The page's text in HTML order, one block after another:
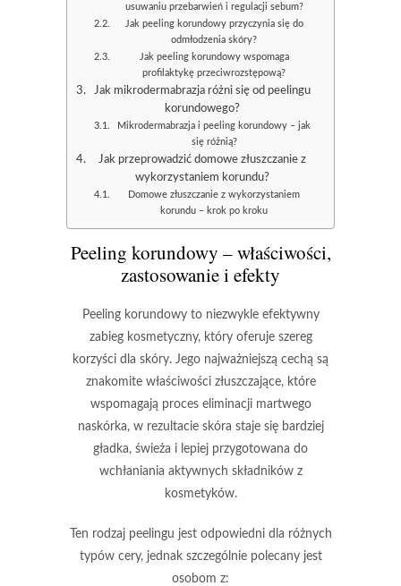
usuwaniu przebarwień i regulacji sebum?
Jak peeling korundowy przyczynia się do
odmłodzenia skóry?
Jak peeling korundowy wspomaga
profilaktykę przeciwrozstępową?
Jak mikrodermabrazja różni się od peelingu
korundowego?
Mikrodermabrazja i peeling korundowy – jak
się różnią?
Jak przeprowadzić domowe złuszczanie z
wykorzystaniem korundu?
Domowe złuszczanie z wykorzystaniem
korundu – krok po kroku
Peeling korundowy – właściwości,
zastosowanie i efekty
Peeling korundowyto niezwykle efektywny
zabieg kosmetyczny, który oferuje szereg
korzyści dla skóry. Jego najważniejszą cechą są
znakomite właściwości złuszczające, które
wspomagają proces eliminacji martwego
naskórka, w rezultacie skóra staje się bardziej
gładka, świeża i lepiej przygotowana do
wchłaniania aktywnych składników z
kosmetyków.
Ten rodzaj peelingu jest odpowiedni dla różnych
typów cery, jednak szczególnie polecany jest
osobom z: